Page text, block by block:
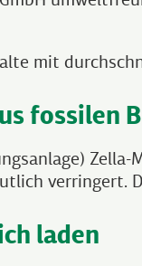
mit
fossilen
verringert.
laden